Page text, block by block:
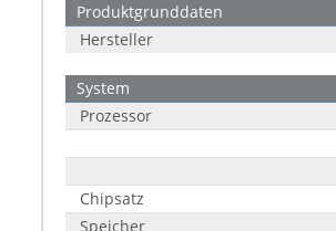
Produktgrunddaten
Hersteller
System
Prozessor
Chipsatz
Speicher